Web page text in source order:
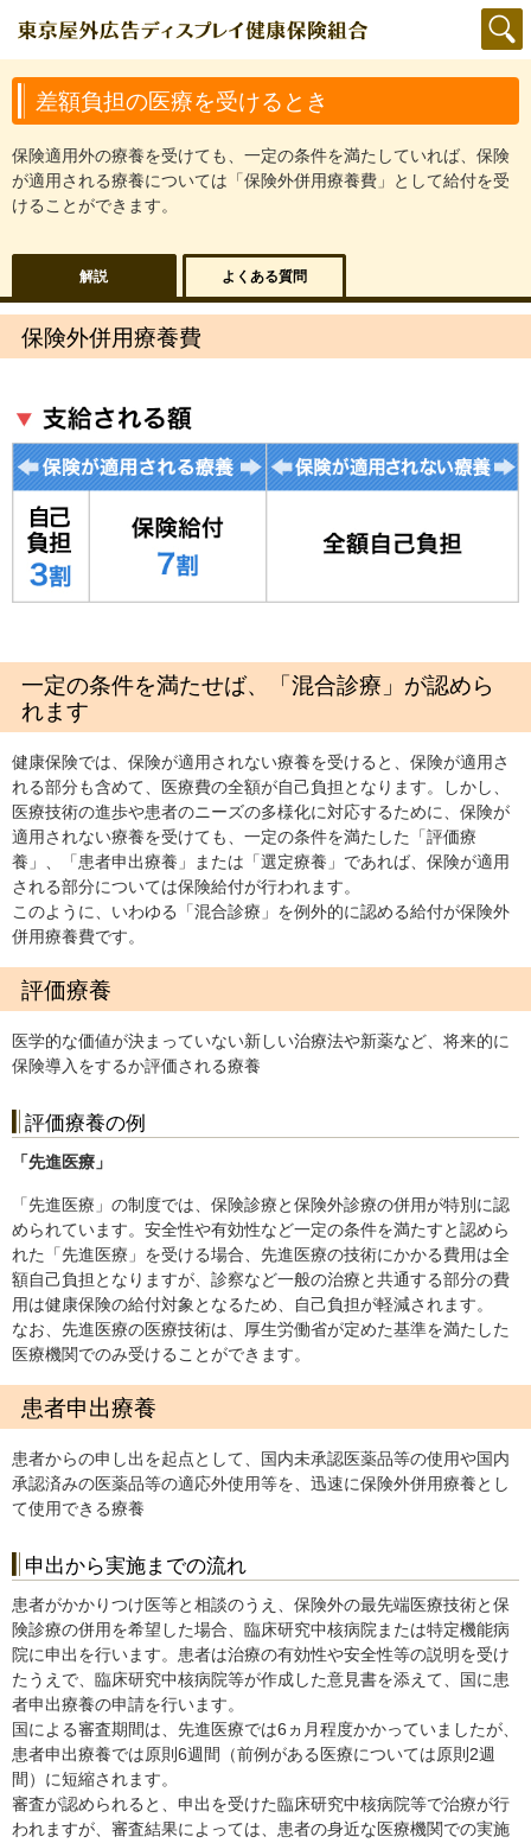
差額負担の医療を受けるとき
保険適用外の療養を受けても、一定の条件を満たしていれば、保険
が適用される療養については「保険外併用療養費」として給付を受
けることができます。
解説 よくある質問
保険外併用療養費
一定の条件を満たせば、「混合診療」が認めら
れます
健康保険では、保険が適用されない療養を受けると、保険が適用さ
れる部分も含めて、医療費の全額が自己負担となります。しかし、
医療技術の進歩や患者のニーズの多様化に対応するために、保険が
適用されない療養を受けても、一定の条件を満たした「評価療
養」、「患者申出療養」または「選定療養」であれば、保険が適用
される部分については保険給付が行われます。
このように、いわゆる「混合診療」を例外的に認める給付が保険外
併用療養費です。
評価療養
医学的な価値が決まっていない新しい治療法や新薬など、将来的に
保険導入をするか評価される療養
評価療養の例
「先進医療」
「先進医療」の制度では、保険診療と保険外診療の併用が特別に認
められています。安全性や有効性など一定の条件を満たすと認めら
れた「先進医療」を受ける場合、先進医療の技術にかかる費用は全
額自己負担となりますが、診察など一般の治療と共通する部分の費
用は健康保険の給付対象となるため、自己負担が軽減されます。
なお、先進医療の医療技術は、厚生労働省が定めた基準を満たした
医療機関でのみ受けることができます。
患者申出療養
患者からの申し出を起点として、国内未承認医薬品等の使用や国内
承認済みの医薬品等の適応外使用等を、迅速に保険外併用療養とし
て使用できる療養
申出から実施までの流れ
患者がかかりつけ医等と相談のうえ、保険外の最先端医療技術と保
険診療の併用を希望した場合、臨床研究中核病院または特定機能病
院に申出を行います。患者は治療の有効性や安全性等の説明を受け
たうえで、臨床研究中核病院等が作成した意見書を添えて、国に患
者申出療養の申請を行います。
国による審査期間は、先進医療では6ヵ月程度かかっていましたが、
患者申出療養では原則6週間（前例がある医療については原則2週
間）に短縮されます。
審査が認められると、申出を受けた臨床研究中核病院等で治療が行
われますが、審査結果によっては、患者の身近な医療機関での実施